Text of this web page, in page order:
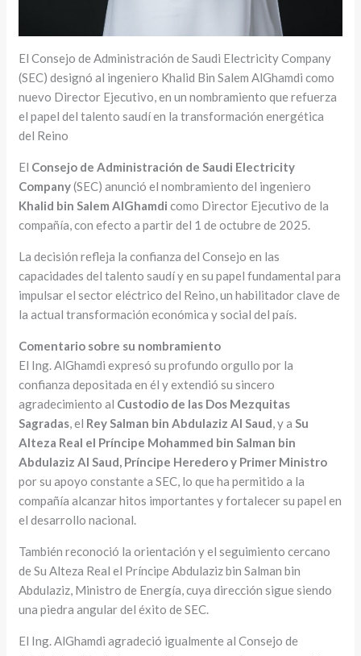
El Consejo de Administración de Saudi Electricity Company
(SEC) designó al ingeniero Khalid Bin Salem AlGhamdi como
nuevo Director Ejecutivo, en un nombramiento que refuerza
el papel del talento saudí en la transformación energética
del Reino
El Consejo de Administración de Saudi Electricity
Company(SEC) anunció el nombramiento del ingeniero
Khalid bin Salem AlGhamdi como Director Ejecutivo de la
compañía, con efecto a partir del 1 de octubre de 2025.
La decisión refleja la confianza del Consejo en las
capacidades del talento saudí y en su papel fundamental para
impulsar el sector eléctrico del Reino, un habilitador clave de
la actual transformación económica y social del país.
Comentario sobre su nombramiento
El Ing. AlGhamdi expresó su profundo orgullo por la
confianza depositada en él y extendió su sincero
agradecimiento al Custodio de las Dos Mezquitas
Sagradas, el Rey Salman bin Abdulaziz Al Saud, y aSu
Alteza Real el Príncipe Mohammed bin Salman bin
Abdulaziz Al Saud, Príncipe Heredero y Primer Ministro
por su apoyo constante a SEC, lo que ha permitido a la
compañía alcanzar hitos importantes y fortalecer su papel en
el desarrollo nacional.
También reconoció la orientación y el seguimiento cercano
de Su Alteza Real el Príncipe Abdulaziz bin Salman bin
Abdulaziz, Ministro de Energía, cuya dirección sigue siendo
una piedra angular del éxito de SEC.
El Ing. AlGhamdi agradeció igualmente al Consejo de